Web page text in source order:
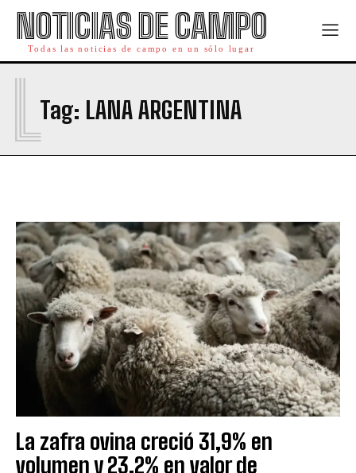
NOTICIAS DE CAMPO
Todas las noticias de campo en un sólo lugar
Tag: LANA ARGENTINA
L
La zafra ovina creció 31,9% en
volumen y 23,2% en valor de